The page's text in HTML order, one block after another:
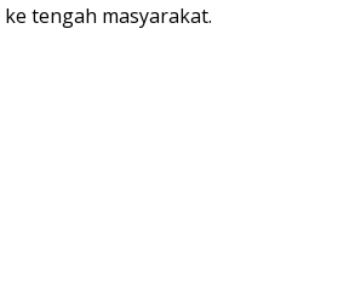
tengah masyarakat.